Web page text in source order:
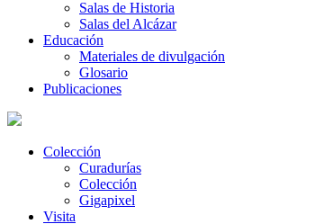
Salas de Historia
Salas del Alcázar
Educación
Materiales de divulgación
Glosario
Publicaciones
Colección
Curadurías
Colección
Gigapixel
Visita